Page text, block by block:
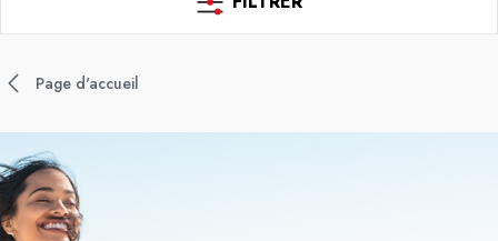
Page d'accueil